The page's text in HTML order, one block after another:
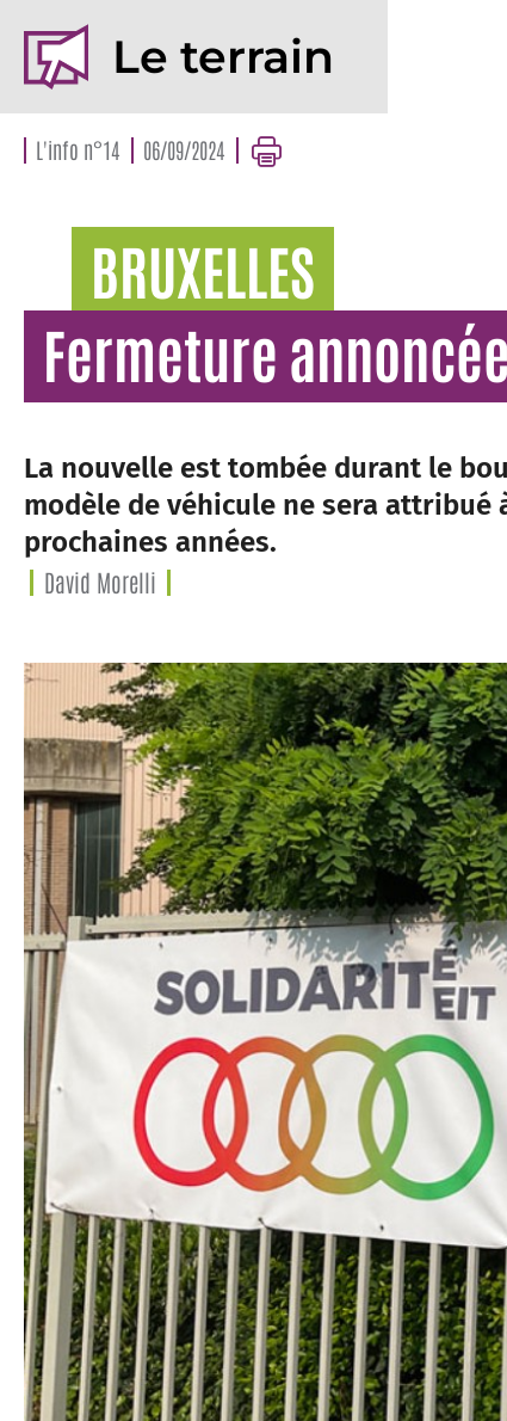
Le terrain
L'info n°14 06/09/2024
BRUXELLES
Fermeture
La nouvelle est tombée durant le
modèle de véhicule ne sera attribué
prochaines années.
David Morelli